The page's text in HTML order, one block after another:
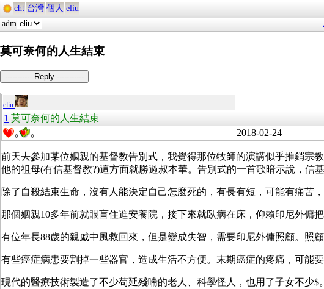
cht 台灣 個人 eliu
adm
莫可奈何的人生結束
----------- Reply -----------
eliu
1 莫可奈何的人生結束
0 0 2018-02-24
前天去參加某位姻親的基督教告別式，我覺得那位牧師的演講似乎推銷宗
他的祖母(有信基督教?)這方面就勝過叔本華。告別式的一首歌暗示說，信
除了自殺結束生命，沒有人能決定自己怎麼死的，有長有短，可能有痛苦，
那個姻親10多年前就眼盲住進安養院，接下來就臥病在床，仰賴印尼外傭
有位年長88歲的親戚中風救回來，但是變成失智，需要印尼外傭照顧。照
有些癌症病患要割掉一些器官，造成生活不方便。末期癌症的疼痛，可能要
現代的醫療技術製造了不少苟延殘喘的老人、科學怪人，也用了子女不少$